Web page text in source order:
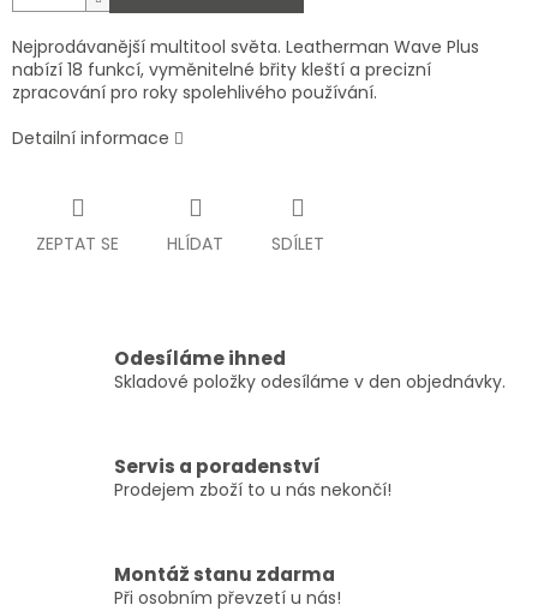
Nejprodávanější multitool světa. Leatherman Wave Plus
nabízí 18 funkcí, vyměnitelné břity kleští a precizní
zpracování pro roky spolehlivého používání.
Detailní informace
ZEPTAT SE HLÍDAT SDÍLET
Odesíláme ihned
Skladové položky odesíláme v den objednávky.
Servis a poradenství
Prodejem zboží to u nás nekončí!
Montáž stanu zdarma
Při osobním převzetí u nás!